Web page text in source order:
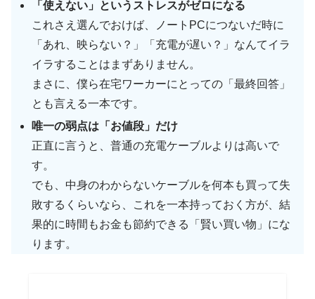
「使えない」というストレスがゼロになる
これさえ選んでおけば、ノートPCにつないだ時に
「あれ、映らない？」「充電が遅い？」なんてイラ
イラすることはまずありません。
まさに、僕ら在宅ワーカーにとっての「最終回答」
とも言える一本です。
唯一の弱点は「お値段」だけ
正直に言うと、普通の充電ケーブルよりは高いで
す。
でも、中身のわからないケーブルを何本も買って失
敗するくらいなら、これを一本持っておく方が、結
果的に時間もお金も節約できる「賢い買い物」にな
ります。